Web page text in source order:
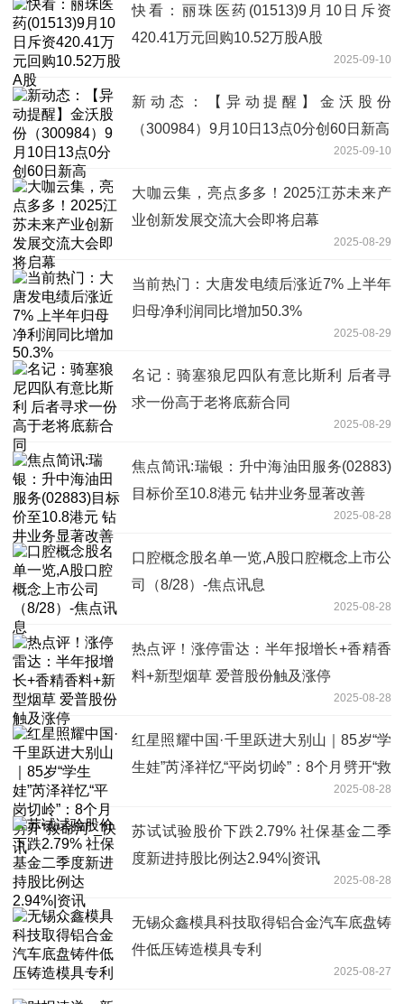
快看：丽珠医药(01513)9月10日斥资
420.41万元回购10.52万股A股
2025-09-10
新动态：【异动提醒】金沃股份
（300984）9月10日13点0分创60日新高
2025-09-10
大咖云集，亮点多多！2025江苏未来产
业创新发展交流大会即将启幕
2025-08-29
当前热门：大唐发电绩后涨近7% 上半年
归母净利润同比增加50.3%
2025-08-29
名记：骑塞狼尼四队有意比斯利 后者寻
求一份高于老将底薪合同
2025-08-29
焦点简讯:瑞银：升中海油田服务(02883)
目标价至10.8港元 钻井业务显著改善
2025-08-28
口腔概念股名单一览,A股口腔概念上市公
司（8/28）-焦点讯息
2025-08-28
热点评！涨停雷达：半年报增长+香精香
料+新型烟草 爱普股份触及涨停
2025-08-28
红星照耀中国·千里跃进大别山｜85岁“学
生娃”芮泽祥忆“平岗切岭”：8个月劈开“救
2025-08-28
苏试试验股价下跌2.79% 社保基金二季
度新进持股比例达2.94%|资讯
2025-08-28
无锡众鑫模具科技取得铝合金汽车底盘铸
件低压铸造模具专利
2025-08-27